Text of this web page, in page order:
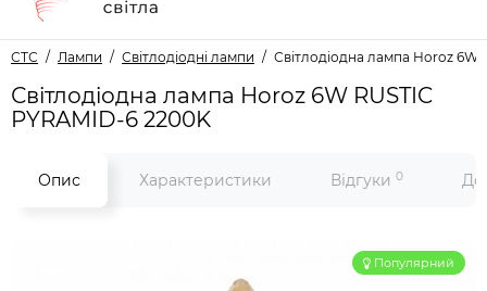
СТС Лампи Світлодіодні лампи Світлодіодна лампа Horoz 6W
Світлодіодна лампа Horoz 6W RUSTIC
PYRAMID-6 2200K
Опис Характеристики Відгуки 0
Популярний